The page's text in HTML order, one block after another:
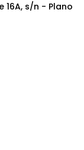
16A, s/n - Plano